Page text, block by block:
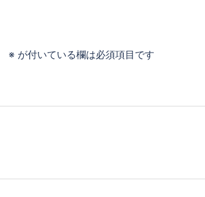
※ が付いている欄は必須項目です